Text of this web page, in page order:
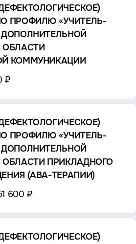
ПРОФИЛЮ «УЧИТЕЛЬ-
ОБЛАСТИ
КОММУНИКАЦИИ
₽
ПРОФИЛЮ «УЧИТЕЛЬ-
ОБЛАСТИ ПРИКЛАДНОГО
(АВА-ТЕРАПИИ)
600 ₽